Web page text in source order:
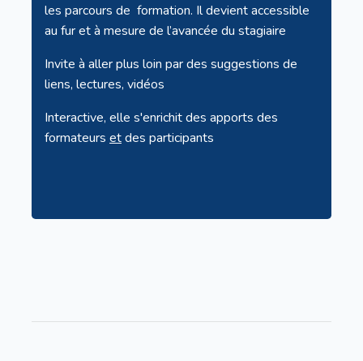
les parcours de formation. Il devient accessible
au fur et à mesure de l’avancée du stagiaire
Invite à aller plus loin par des suggestions de
liens, lectures, vidéos
Interactive, elle s'enrichit des apports des
formateurs etdes participants